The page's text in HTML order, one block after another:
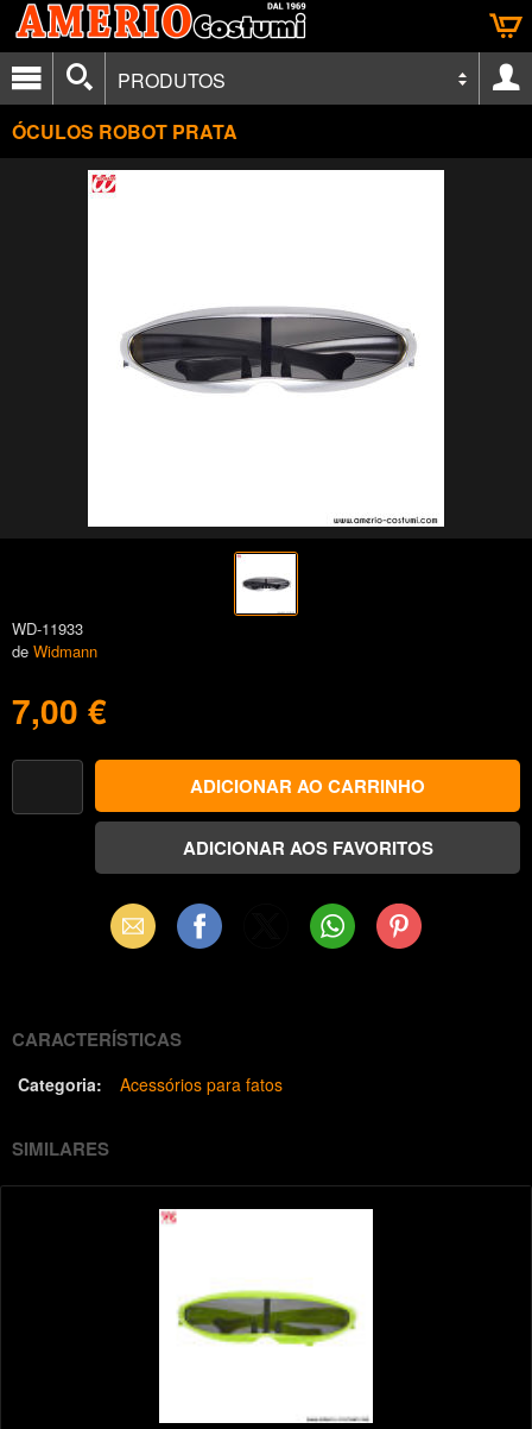
PRODUTOS
ÓCULOS ROBOT PRATA
WD-11933
de Widmann
7,00 €
Email Facebook WhatsAppPinterest
CARACTERÍSTICAS
Categoria: Acessórios para fatos
SIMILARES